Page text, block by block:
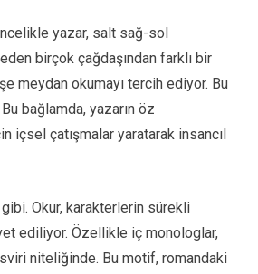
yazar, salt sağ-sol
birçok çağdaşından farklı bir
meydan okumayı tercih ediyor. Bu
bağlamda, yazarın öz
içsel çatışmalar yaratarak insancıl
Okur, karakterlerin sürekli
ediliyor. Özellikle iç monologlar,
niteliğinde. Bu motif, romandaki